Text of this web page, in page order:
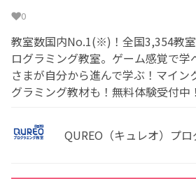
0
教室数国内No.1(※)！全国3,354教
ログラミング教室。ゲーム感覚で
さまが自分から進んで学ぶ！マイン
グラミング教材も！無料体験受付中！
QUREO（キュレオ）プ